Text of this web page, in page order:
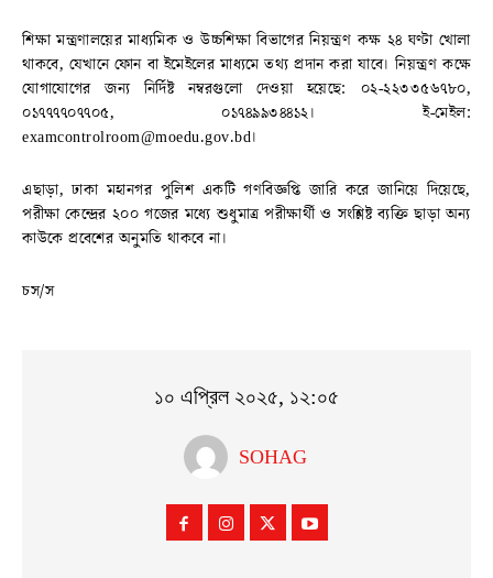
শিক্ষা মন্ত্রণালয়ের মাধ্যমিক ও উচ্চশিক্ষা বিভাগের নিয়ন্ত্রণ কক্ষ ২৪ ঘণ্টা খোলা
থাকবে, যেখানে ফোন বা ইমেইলের মাধ্যমে তথ্য প্রদান করা যাবে। নিয়ন্ত্রণ কক্ষে
যোগাযোগের জন্য নির্দিষ্ট নম্বরগুলো দেওয়া হয়েছে: ০২-২২৩৩৫৬৭৮০,
০১৭৭৭৭০৭৭০৫, ০১৭৪৯৯৩৪৪১২। ই-মেইল:
examcontrolroom@moedu.gov.bd।
এছাড়া, ঢাকা মহানগর পুলিশ একটি গণবিজ্ঞপ্তি জারি করে জানিয়ে দিয়েছে,
পরীক্ষা কেন্দ্রের ২০০ গজের মধ্যে শুধুমাত্র পরীক্ষার্থী ও সংশ্লিষ্ট ব্যক্তি ছাড়া অন্য
কাউকে প্রবেশের অনুমতি থাকবে না।
চস/স
১০ এপ্রিল ২০২৫, ১২:০৫
SOHAG